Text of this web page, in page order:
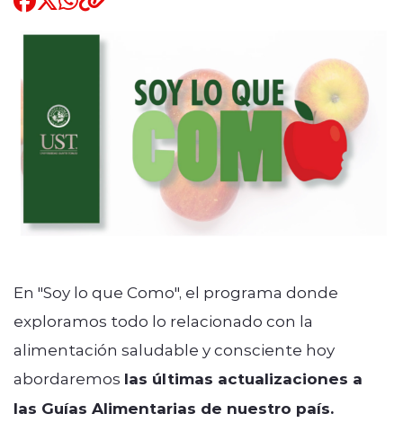
En "Soy lo que Como", el programa donde
exploramos todo lo relacionado con la
alimentación saludable y consciente hoy
abordaremos las ´últimas actualizaciones a
las Guías Alimentarias de nuestro país.